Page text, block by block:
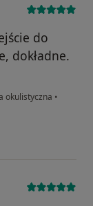
do
dokładne.
okulistyczna •